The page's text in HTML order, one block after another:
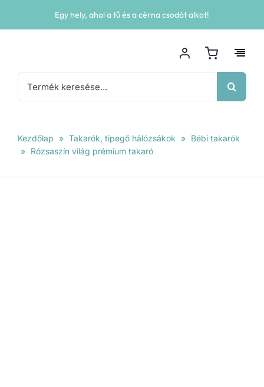
Egy hely, ahol a tű és a cérna csodát alkot!
Keresés...
Kezdőlap » Takarók, tipegő hálózsákok » Bébi takarók
» Rózsaszín világ prémium takaró